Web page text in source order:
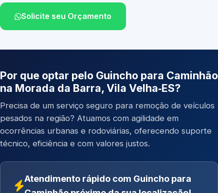
Solicite seu Orçamento
Por que optar pelo Guincho para Caminhão
na Morada da Barra, Vila Velha‑ES?
Precisa de um serviço seguro para remoção de veículos
pesados na região? Atuamos com agilidade em
ocorrências urbanas e rodoviárias, oferecendo suporte
técnico, eficiência e com valores justos.
Atendimento rápido com Guincho para